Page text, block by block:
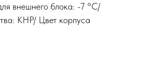
внешнего блока: -7 °С/
КНР/ Цвет корпуса